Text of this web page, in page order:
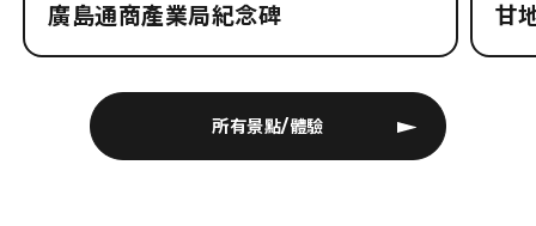
所有景點/體驗
廣島通商產業局紀念碑 甘